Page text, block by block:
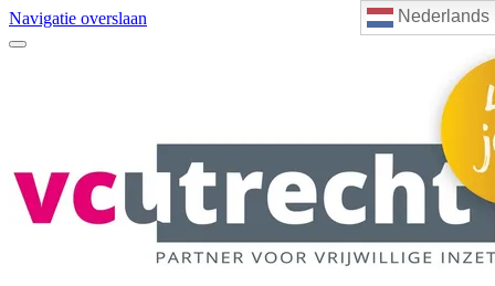
Nederlands
Navigatie overslaan